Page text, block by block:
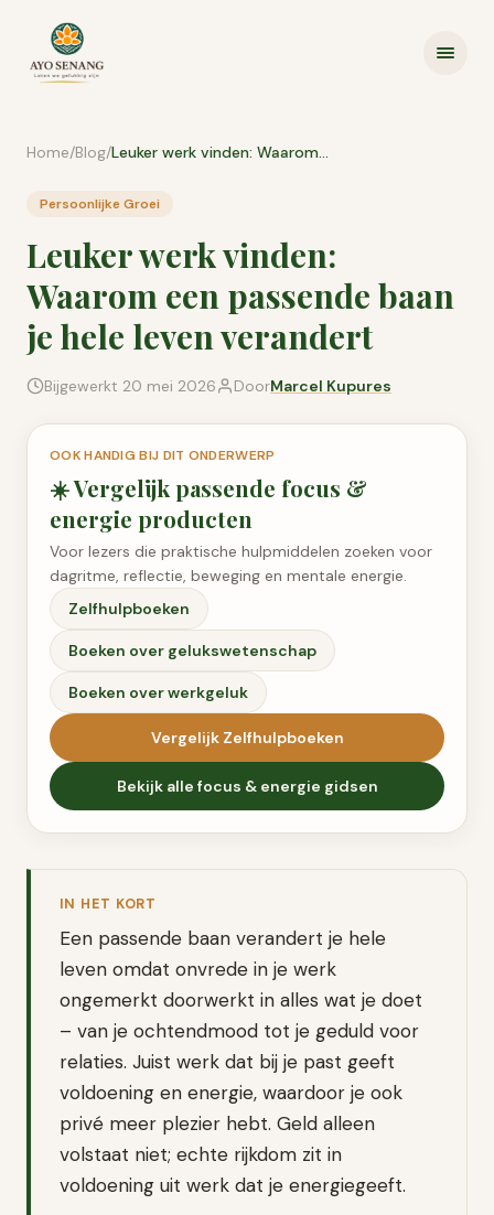
Home/Blog/ Leuker werk vinden: Waarom een passende baan je hele leven verandert
Persoonlijke Groei
Leuker werk vinden:
Waarom een passende baan
je hele leven verandert
Bijgewerkt 20 mei 2026 DoorMarcel Kupures
OOK HANDIG BIJ DIT ONDERWERP
☀️Vergelijk passende focus &
energie producten
Voor lezers die praktische hulpmiddelen zoeken voor
dagritme, reflectie, beweging en mentale energie.
Zelfhulpboeken
Boeken over gelukswetenschap
Boeken over werkgeluk
Vergelijk Zelfhulpboeken
Bekijk alle focus & energie gidsen
IN HET KORT
Een passende baan verandert je hele
leven omdat onvrede in je werk
ongemerkt doorwerkt in alles wat je doet
– van je ochtendmood tot je geduld voor
relaties. Juist werk dat bij je past geeft
voldoening en energie, waardoor je ook
privé meer plezier hebt. Geld alleen
volstaat niet; echte rijkdom zit in
voldoening uit werk dat je energiegeeft.